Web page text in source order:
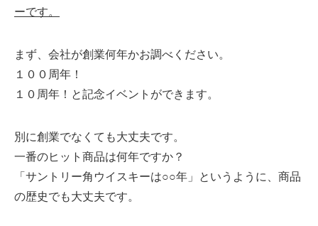
ーです。
まず、会社が創業何年かお調べください。
１００周年！
１０周年！と記念イベントができます。
別に創業でなくても大丈夫です。
一番のヒット商品は何年ですか？
「サントリー角ウイスキーは○○年」というように、商品
の歴史でも大丈夫です。